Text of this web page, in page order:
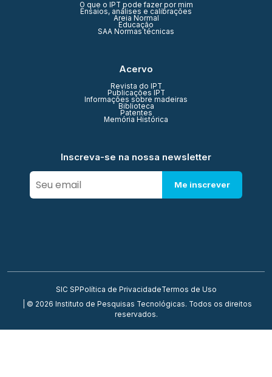
O que o IPT pode fazer por mim
Ensaios, análises e calibrações
Areia Normal
Educação
SAA Normas técnicas
Acervo
Revista do IPT
Publicações IPT
Informações sobre madeiras
Biblioteca
Patentes
Memória Histórica
Inscreva-se na nossa newsletter
Me inscrever
SIC SP Política de PrivacidadeTermos de Uso
| © 2026 Instituto de Pesquisas Tecnológicas. Todos os direitos
reservados.